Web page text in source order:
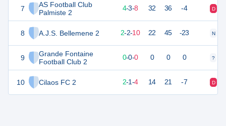
7
AS Football Club
Palmiste 2
8 A.J.S. Bellemene 2
9
Grande Fontaine
Football Club 2
10 Cilaos FC 2
30 4-3-8 32 36 -4 D
22 2-2-10 22 45 -23 N
0 0-0-0 0 0 0 ?
2-1-4 14 21 -7 D